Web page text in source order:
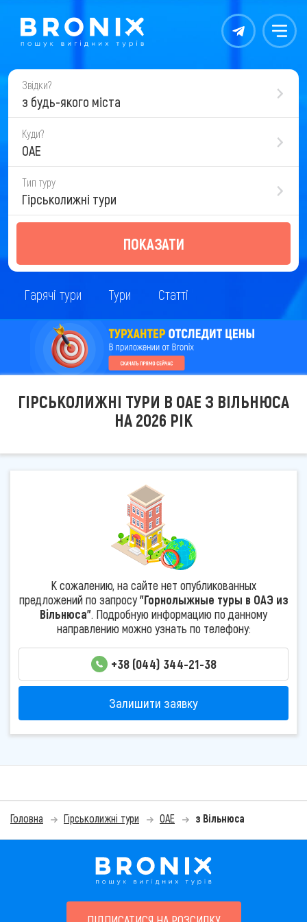
Контакты Меню
Звідки?
з будь-якого міста
Куди?
ОАЕ
Тип туру
Гірськолижні тури
ПОКАЗАТИ
Гарячі тури Тури Статті
ГІРСЬКОЛИЖНІ ТУРИ В ОАЕ З ВІЛЬНЮСА
НА 2026 РІК
К сожалению, на сайте нет опубликованных
предложений по запросу"Горнолыжные туры в ОАЭ из
Вільнюса". Подробную информацию по данному
направлению можно узнать по телефону:
+38 (044) 344-21-38
Залишити заявку
Головна Гірськолижні тури ОАЕ з Вільнюса